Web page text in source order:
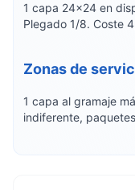
1 capa 24×24 en
Plegado 1/8. Coste
Zonas de
1 capa al gramaje
indiferente,